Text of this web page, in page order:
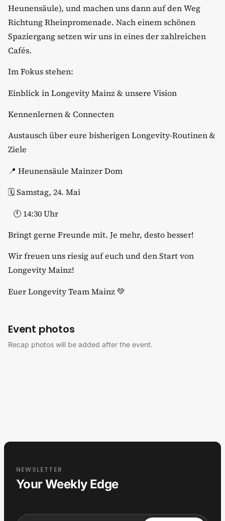
Heunensäule), und machen uns dann auf den Weg
Richtung Rheinpromenade. Nach einem schönen
Spaziergang setzen wir uns in eines der zahlreichen
Cafés.
​Im Fokus stehen:
​Einblick in Longevity Mainz & unsere Vision
​Kennenlernen & Connecten
​Austausch über eure bisherigen Longevity-Routinen &
Ziele
​📍 Heunensäule Mainzer Dom
​🗓️ Samstag, 24. Mai
​ 🕚 14:30 Uhr
​Bringt gerne Freunde mit. Je mehr, desto besser!
​Wir freuen uns riesig auf euch und den Start von
Longevity Mainz!
​Euer Longevity Team Mainz 💚
Event photos
Recap photos will be added after the event.
NEWSLETTER
Your Weekly Edge